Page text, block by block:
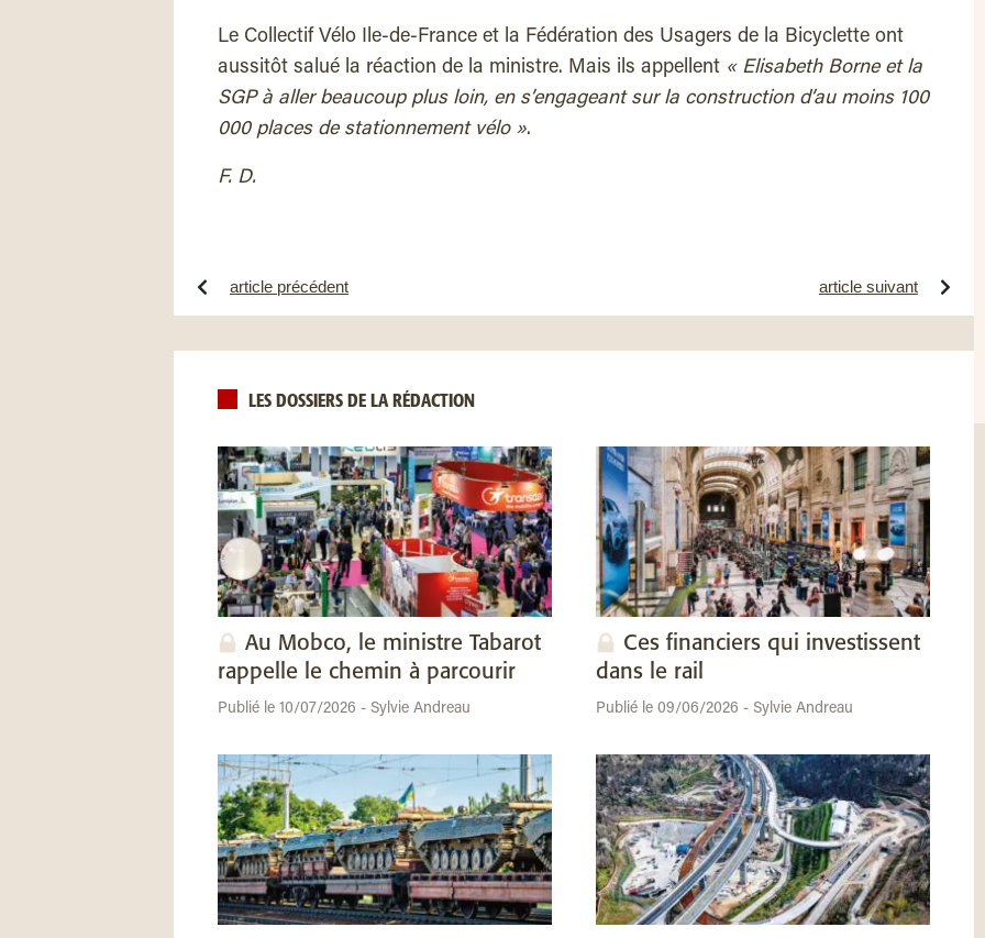
Le Collectif Vélo Ile-de-France et la Fédération des Usagers de la Bicyclette ont
aussitôt salué la réaction de la ministre. Mais ils appellent « Elisabeth Borne et la
SGP à aller beaucoup plus loin, en s’engageant sur la construction d’au moins 100
000 places de stationnement vélo ».
F. D.
article précédent article suivant
LES DOSSIERS DE LA RÉDACTION
Au Mobco, le ministre Tabarot
rappelle le chemin à parcourir
Publié le 10/07/2026 - Sylvie Andreau
Ces financiers qui investissent
dans le rail
Publié le 09/06/2026 - Sylvie Andreau